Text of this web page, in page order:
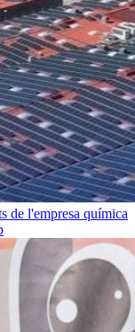
de l'empresa química